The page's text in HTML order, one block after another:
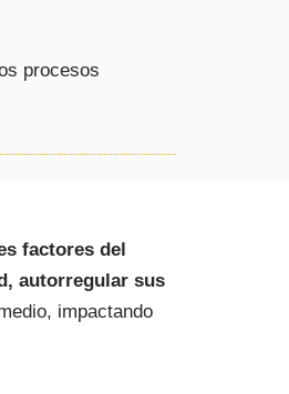
procesos
factores del
autorregular sus
impactando